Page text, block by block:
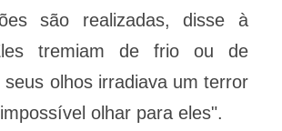
são realizadas, disse à
tremiam de frio ou de
seus olhos irradiava um terror
olhar para eles".